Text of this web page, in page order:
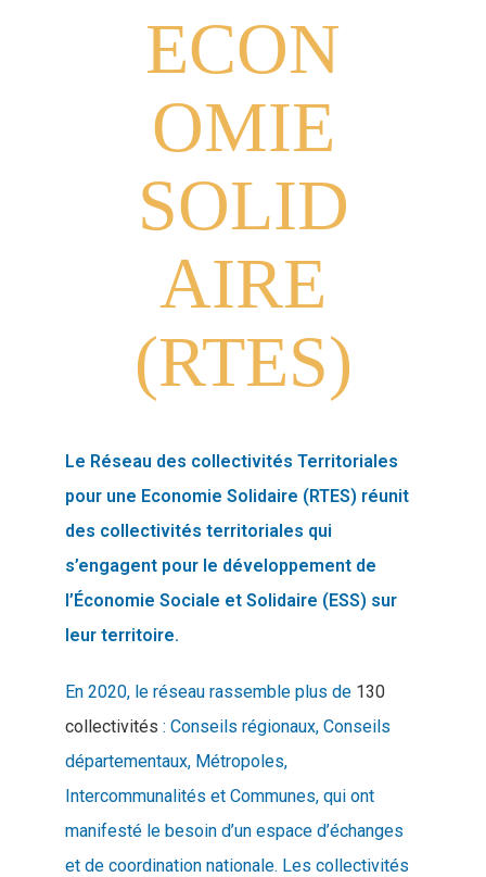
ECON
OMIE
SOLID
AIRE
(RTES)
Le Réseau des collectivités Territoriales
pour une Economie Solidaire (RTES) réunit
des collectivités territoriales qui
s’engagent pour le développement de
l’Économie Sociale et Solidaire (ESS) sur
leur territoire.
En 2020, le réseau rassemble plus de 130
collectivités : Conseils régionaux, Conseils
départementaux, Métropoles,
Intercommunalités et Communes, qui ont
manifesté le besoin d’un espace d’échanges
et de coordination nationale. Les collectivités